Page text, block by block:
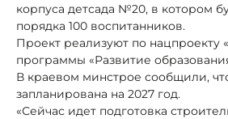
корпуса детсада №20, в котором
порядка 100 воспитанников.
Проект реализуют по нацпроекту
программы «Развитие
В краевом минстрое сообщили,
запланирована на 2027 год.
«Сейчас идет подготовка